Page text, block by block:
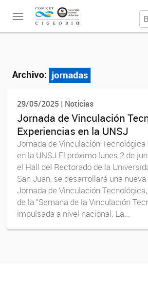
Toggle
navigation
Archivo: jornadas
29/05/2025 | Noticias
Jornada de Vinculación
Experiencias en la UNSJ
Jornada de Vinculación
en la UNSJ El próximo lunes 2 de
el Hall del Rectorado de la
San Juan, se desarrollará una
Jornada de Vinculación
de la “Semana de la Vinculación
impulsada a nivel nacional. La...